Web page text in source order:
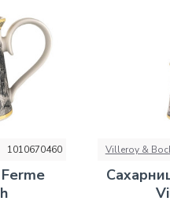
1010670460 Villeroy &